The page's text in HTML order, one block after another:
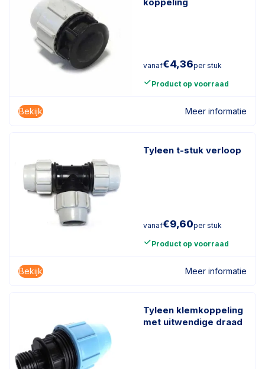
vanaf€4,36per stuk
Product op voorraad
Bekijk Meer informatie
Tyleen t-stuk verloop
vanaf€9,60per stuk
Product op voorraad
Bekijk Meer informatie
Tyleen klemkoppeling
met uitwendige draad